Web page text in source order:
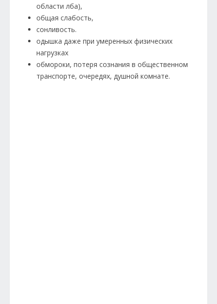
области лба),
общая слабость,
сонливость.
одышка даже при умеренных физических
нагрузках
обмороки, потеря сознания в общественном
транспорте, очередях, душной комнате.